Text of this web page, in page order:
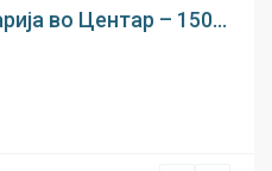
во Центар – 150...